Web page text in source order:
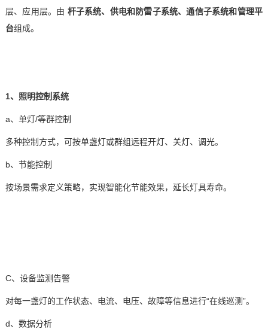
层、 应用层。 由 杆子系统、供电和防雷子系统、通信子系统和管理平
台组成。
1、照明控制系统
a、单灯/等群控制
多种控制方式，可按单盏灯或群组远程开灯、关灯、调光。
b、节能控制
按场景需求定义策略，实现智能化节能效果，延长灯具寿命。
C、设备监测告警
对每一盏灯的工作状态、电流、电压、故障等信息进行“在线巡测”。
d、数据分析